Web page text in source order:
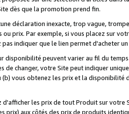
dès que la promotion prend fin.
déclaration inexacte, trop vague,
prix. Par exemple, si vous placez sur
pas indiquer que le lien permet d'acheter
disponibilité peuvent varier au fil du
de changer, votre Site peut indiquer
vous obtenez les prix et la disponibilité
d'afficher les prix de tout Produit sur
prix) aux côtés des prix de produits